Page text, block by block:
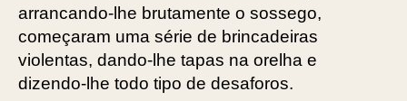
arrancando-lhe brutamente o sossego,
começaram uma série de brincadeiras
violentas, dando-lhe tapas na orelha e
dizendo-lhe todo tipo de desaforos.